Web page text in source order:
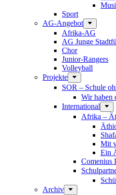
Sport
AG-Angebot
Afrika-AG
AG Junge
Chor
Junior-Rangers
Volleyball
Projekte
SOR – Schule
Wir haben
International
Afrika –
Mit
Ein
Comenius
Archiv